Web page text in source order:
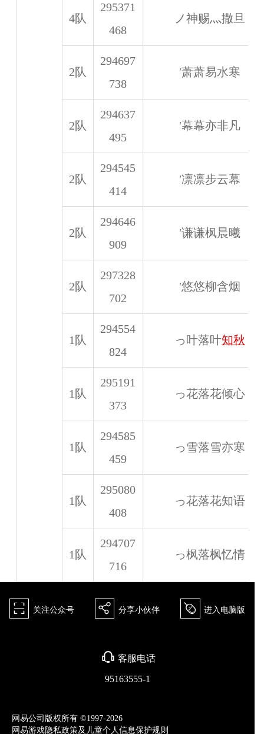
4队
295371
468
ノ神赐灬撒旦
2队
294697
738
′萧萧易水寒
2队
294637
495
′幕幕亦非凡
2队
294545
414
′凛凛步云幕
2队
294646
909
′谦谦枫晨曦
2队
297328
702
′悠悠柳含烟
1队
294554
824
っ叶落叶知秋
1队
295191
373
っ花落花倾心
1队
294585
459
っ雪落雪亦寒
1队
295080
408
っ花落花知语
1队
294707
716
っ枫落枫忆情
򰀁 关注公众号 򰀂 分享小伙伴 򰀄 进入电脑版
򰀃 客服电话
95163555-1
网易公司版权所有 ©1997-2026
网易游戏隐私政策及儿童个人信息保护规则